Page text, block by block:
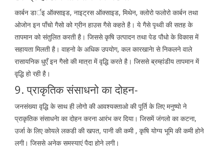
कार्बन डार्इ ऑक्साइड, नाइट्रस ऑक्साइड, मिथेन, क्लोरो फलोरो कार्बन तथा
ओजोन इन पाँचो गैसो को ग्रीन हाउस गैसे कहते है। ये गैसे पृथ्वी की सतह के
तापमान को संतुलित करती है। जिससे कृषि उत्पादन तथा पेड पौधो के विकास में
सहायता मिलती है। वाहनो के अधिक उपयोग, कल कारखानेा से निकलने वाले
रासायनिक धुएँ इन गैसो की मात्रा में वृद्धि करते है। जिससे ब्रम्हांडीय तापमान में
वृद्धि हो रही है।
9. प्राकृतिक संसाधनो का दोहन-
जनसंख्या वृद्धि के साथ ही लोगो की आवश्यक्ताओ की पूर्ति के लिए मनुष्यो ने
प्राकृतिक संसाधनेा का दोहन करना आरंभ कर दिया। जिसमें जंगलो का कटना,
उर्जा के लिए कोयले लकडी की खपत, पानी की कमी , कृषि योग्य भूमि की कमी होने
लगी। जिससे अनेक समस्याएं पैदा होने लगी।